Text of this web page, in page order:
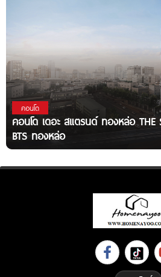
คอนโด
คอนโด เดอะ สแตรนด์ ทองหล่อ THE
BTS ทองหล่อ